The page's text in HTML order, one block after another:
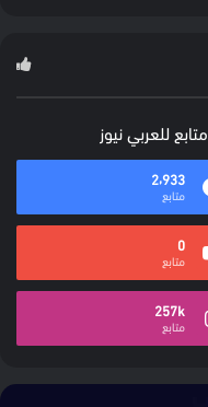
متابع للعربي نيوز
2٬933
متابع
0
متابع
257k
متابع